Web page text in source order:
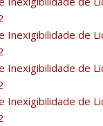
Inexigibilidade de
Inexigibilidade de
Inexigibilidade de